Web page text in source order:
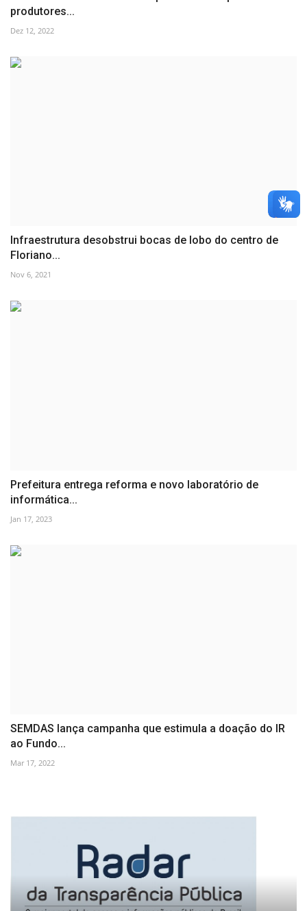
produtores...
Dez 12, 2022
Infraestrutura desobstrui bocas de lobo do centro de
Floriano...
Nov 6, 2021
Prefeitura entrega reforma e novo laboratório de
informática...
Jan 17, 2023
SEMDAS lança campanha que estimula a doação do IR
ao Fundo...
Mar 17, 2022